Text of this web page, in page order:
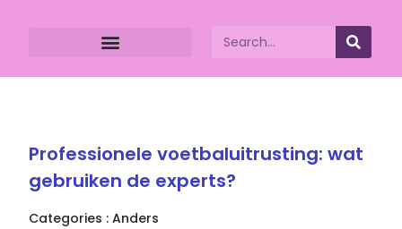
Professionele voetbaluitrusting: wat
gebruiken de experts?
Categories : Anders